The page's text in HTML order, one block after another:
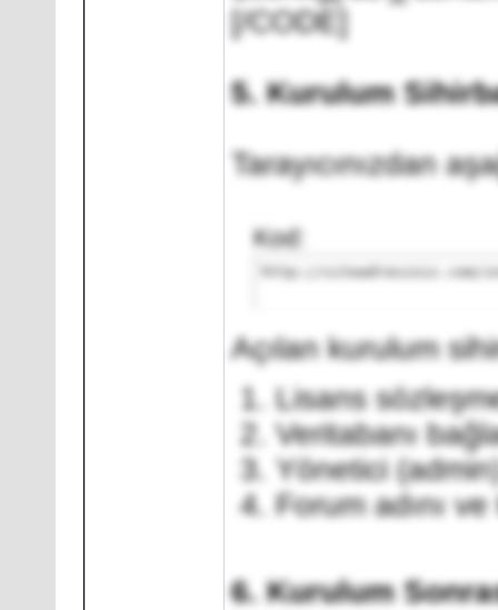
[/CODE]
5. Kurulum
Tarayıcınızdan
Kod:
http://siteadresiniz.com/
Açılan kurulum
Lisans
Veritabanı
Yönetici
Forum adını
6. Kurulum